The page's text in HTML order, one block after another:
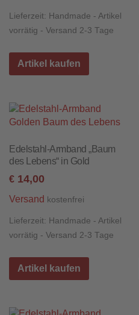
Lieferzeit: Handmade - Artikel
vorrätig - Versand 2-3 Tage
Artikel kaufen
Edelstahl-Armband „Baum
des Lebens“ in Gold
€ 14,00
Versand kostenfrei
Lieferzeit: Handmade - Artikel
vorrätig - Versand 2-3 Tage
Artikel kaufen